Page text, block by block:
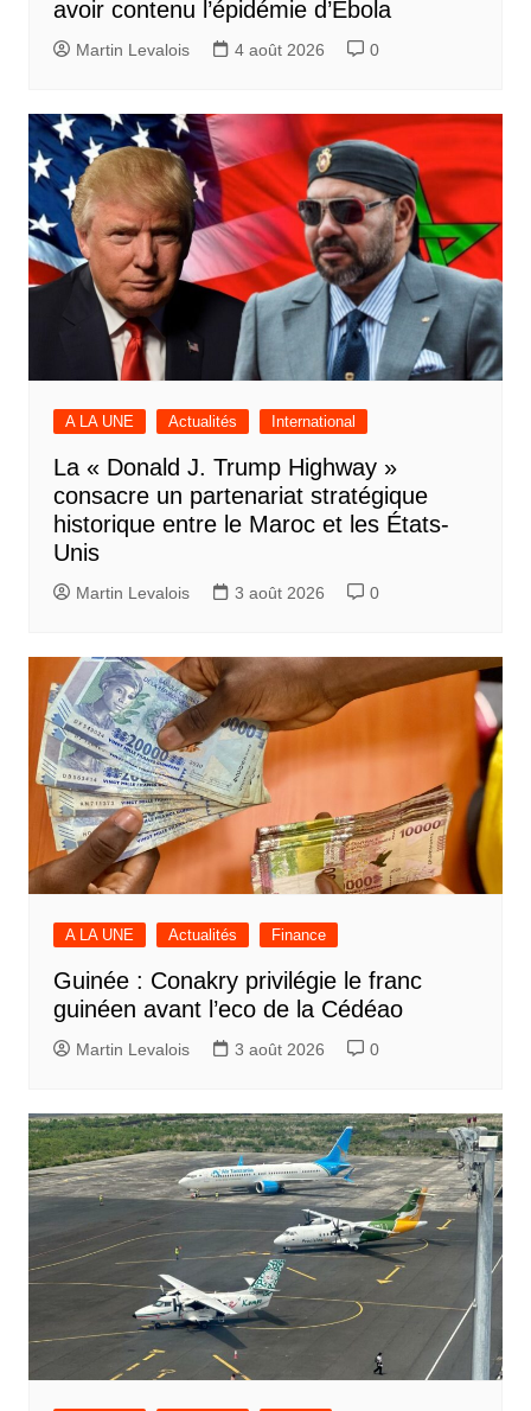
avoir contenu l’épidémie d’Ebola
Martin Levalois 4 août 2026 0
A LA UNE Actualités International
La « Donald J. Trump Highway »
consacre un partenariat stratégique
historique entre le Maroc et les États-
Unis
Martin Levalois 3 août 2026 0
A LA UNE Actualités Finance
Guinée : Conakry privilégie le franc
guinéen avant l’eco de la Cédéao
Martin Levalois 3 août 2026 0